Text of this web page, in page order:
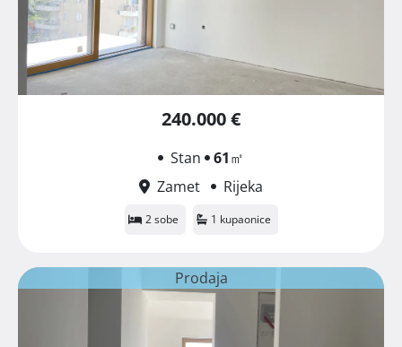
240.000 €
Stan 61㎡
Zamet
Rijeka
2 sobe 1 kupaonice
Prodaja